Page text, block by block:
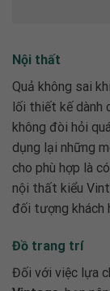
Nội thất
Quả không sai
lối thiết kế dành
không đòi hỏi
dụng lại những
cho phù hợp là
nội thất kiểu
đối tượng khách
Đồ trang trí
Đối với việc lựa